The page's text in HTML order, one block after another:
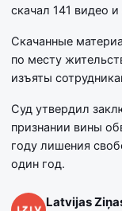
скачал 141 видео
Скачанные
по месту
изъяты
Суд утвердил
признании вины
году лишения
один год.
Latvijas